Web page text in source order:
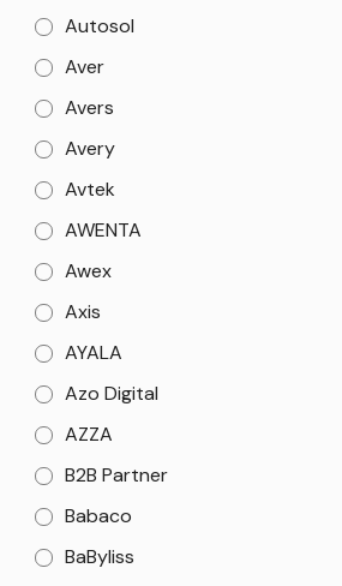
Autosol
Aver
Avers
Avery
Avtek
AWENTA
Awex
Axis
AYALA
Azo Digital
AZZA
B2B Partner
Babaco
BaByliss